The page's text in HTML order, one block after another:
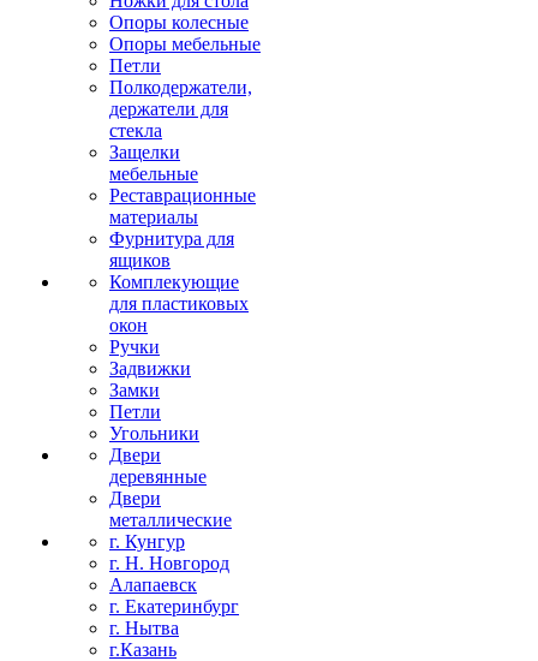
Опоры колесные
Опоры мебельные
Петли
Полкодержатели,
держатели для
стекла
Защелки
мебельные
Реставрационные
материалы
Фурнитура для
ящиков
Комплекующие
для пластиковых
окон
Ручки
Задвижки
Замки
Петли
Угольники
Двери
деревянные
Двери
металлические
г. Кунгур
г. Н. Новгород
Алапаевск
г. Екатеринбург
г. Нытва
г.Казань